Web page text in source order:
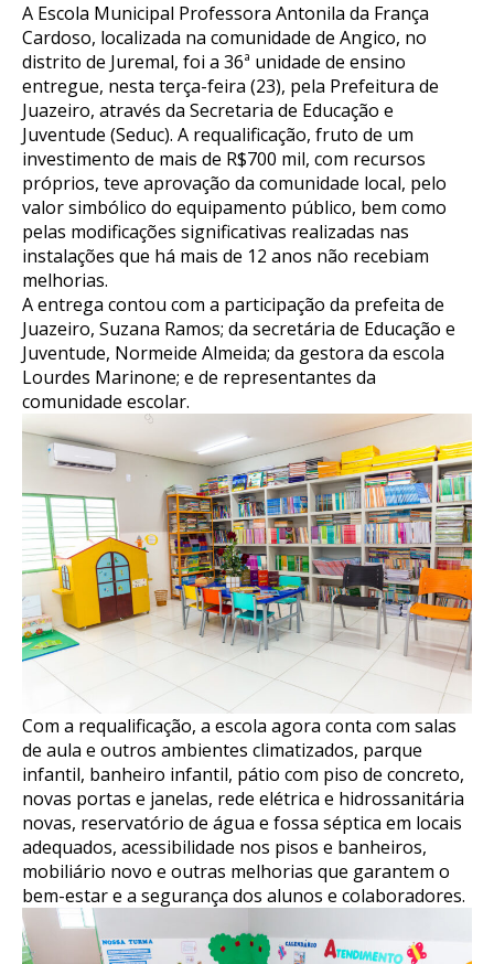
A Escola Municipal Professora Antonila da França
Cardoso, localizada na comunidade de Angico, no
distrito de Juremal, foi a 36ª unidade de ensino
entregue, nesta terça-feira (23), pela Prefeitura de
Juazeiro, através da Secretaria de Educação e
Juventude (Seduc). A requalificação, fruto de um
investimento de mais de R$700 mil, com recursos
próprios, teve aprovação da comunidade local, pelo
valor simbólico do equipamento público, bem como
pelas modificações significativas realizadas nas
instalações que há mais de 12 anos não recebiam
melhorias.
A entrega contou com a participação da prefeita de
Juazeiro, Suzana Ramos; da secretária de Educação e
Juventude, Normeide Almeida; da gestora da escola
Lourdes Marinone; e de representantes da
comunidade escolar.
Com a requalificação, a escola agora conta com salas
de aula e outros ambientes climatizados, parque
infantil, banheiro infantil, pátio com piso de concreto,
novas portas e janelas, rede elétrica e hidrossanitária
novas, reservatório de água e fossa séptica em locais
adequados, acessibilidade nos pisos e banheiros,
mobiliário novo e outras melhorias que garantem o
bem-estar e a segurança dos alunos e colaboradores.